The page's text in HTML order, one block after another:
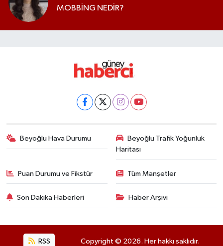
MOBBİNG NEDİR?
Beyoğlu Hava Durumu
Beyoğlu Trafik Yoğunluk
Haritası
Puan Durumu ve Fikstür Tüm Manşetler
Son Dakika Haberleri Haber Arşivi
RSS Copyright © 2026. Her hakkı saklıdır.